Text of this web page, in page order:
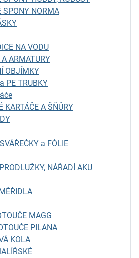
SPONY NORMA
NA VODU
ARMATURY
OBJÍMKY
PE TRUBKY
KARTÁČE A ŠŇŮRY
a FÓLIE
NÁŘADÍ AKU
MAGG
PILANA
KOLA